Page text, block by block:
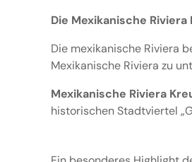
Die Mexikanische
Die mexikanische Riviera
Mexikanische Riviera zu
Mexikanische Riviera
historischen Stadtviertel